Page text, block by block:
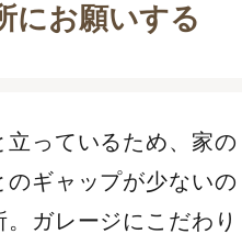
にお願いする
っているため、家の
ギャップが少ないの
ガレージにこだわり